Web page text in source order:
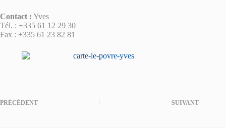
Contact : Yves
Tél. : +335 61 12 29 30
Fax : +335 61 23 82 81
PRÉCÉDENT SUIVANT